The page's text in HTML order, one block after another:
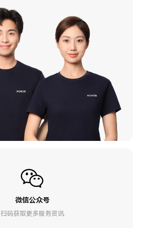
微信公众号
扫码获取更多服务资讯